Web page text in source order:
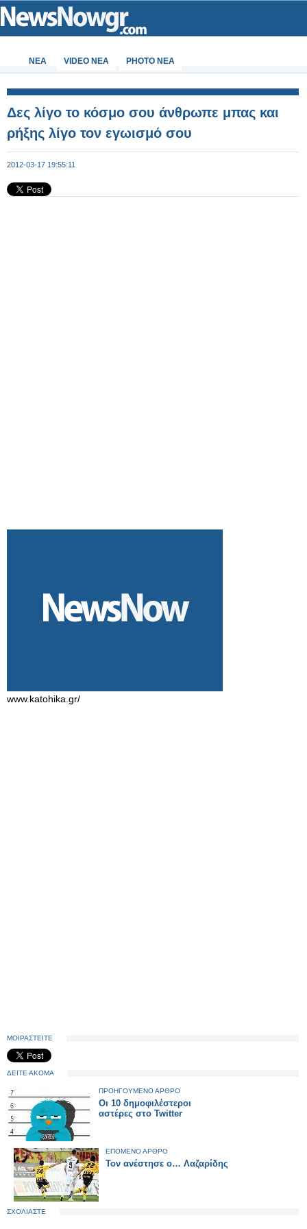
ΝΕΑ VIDEO NEA PHOTO NEA
Δες λίγο το κόσμο σου άνθρωπε μπας και
ρήξης λίγο τον εγωισμό σου
2012-03-17 19:55:11
www.katohika.gr/
ΜΟΙΡΑΣΤΕΙΤΕ
ΔΕΙΤΕ ΑΚΟΜΑ
ΠΡΟΗΓΟΥΜΕΝΟ ΑΡΘΡΟ
Οι 10 δημοφιλέστεροι
αστέρες στο Twitter
ΕΠΟΜΕΝΟ ΑΡΘΡΟ
Τον ανέστησε ο… Λαζαρίδης
ΣΧΟΛΙΑΣΤΕ